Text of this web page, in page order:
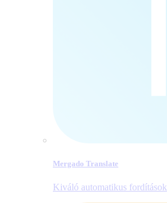
Mergado Translate
Kiváló automatikus fordítások